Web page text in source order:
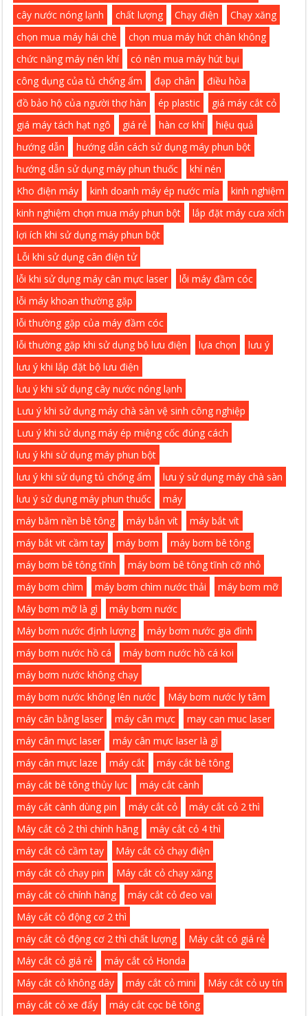
cây nước nóng lạnh
chất lượng Chạy điện
Chạy xăng
chọn mua máy hái chè
chọn mua máy hút chân không
chức năng máy nén khí
có nên mua máy hút bụi
công dụng của tủ chống ẩm
đạp chân
điều hòa
đồ bảo hộ của người thợ hàn
ép plastic
giá máy cắt cỏ
giá máy tách hạt ngô
giá rẻ hàn cơ khí
hiệu quả
hướng dẫn
hướng dẫn cách sử dụng máy phun bột
hướng dẫn sử dụng máy phun thuốc
khí nén
Kho điện máy
kinh doanh máy ép nước mía
kinh nghiệm
kinh nghiệm chọn mua máy phun bột
lắp đặt máy cưa xích
lợi ích khi sử dụng máy phun bột
Lỗi khi sử dụng cân điện tử
lỗi khi sử dụng máy cân mực laser
lỗi máy đầm cóc
lỗi máy khoan thường gặp
lỗi thường gặp của máy đầm cóc
lỗi thường gặp khi sử dụng bộ lưu điện
lựa chọn
lưu ý
lưu ý khi lắp đặt bộ lưu điện
lưu ý khi sử dụng cây nước nóng lạnh
Lưu ý khi sử dụng máy chà sàn vệ sinh công nghiệp
Lưu ý khi sử dụng máy ép miệng cốc đúng cách
lưu ý khi sử dụng máy phun bột
lưu ý khi sử dụng tủ chống ẩm
lưu ý sử dụng máy chà sàn
lưu ý sử dụng máy phun thuốc
máy
máy băm nền bê tông
máy bắn vít
máy bắt vít
máy bắt vit cầm tay
máy bơm
máy bơm bê tông
máy bơm bê tông tĩnh
máy bơm bê tông tĩnh cỡ nhỏ
máy bơm chìm
máy bơm chìm nước thải
máy bơm mỡ
Máy bơm mỡ là gì
máy bơm nước
Máy bơm nước định lượng
máy bơm nước gia đình
máy bơm nước hồ cá
máy bơm nước hồ cá koi
máy bơm nước không chạy
máy bơm nước không lên nước
Máy bơm nước ly tâm
máy cân bằng laser
máy cân mực
may can muc laser
máy cân mực laser
máy cân mực laser là gì
máy cân mực laze
máy cắt
máy cắt bê tông
máy cắt bê tông thủy lực
máy cắt cành
máy cắt cành dùng pin
máy cắt cỏ
máy cắt cỏ 2 thì
Máy cắt cỏ 2 thì chính hãng
máy cắt cỏ 4 thì
máy cắt cỏ cầm tay
Máy cắt cỏ chạy điện
máy cắt cỏ chạy pin
Máy cắt cỏ chạy xăng
máy cắt cỏ chính hãng
máy cắt cỏ đeo vai
Máy cắt cỏ động cơ 2 thì
máy cắt cỏ động cơ 2 thì chất lượng
Máy cắt có giá rẻ
Máy cắt cỏ giá rẻ
máy cắt cỏ Honda
Máy cắt cỏ không dây
máy cắt cỏ mini
Máy cắt cỏ uy tín
máy cắt cỏ xe đẩy
máy cắt cọc bê tông